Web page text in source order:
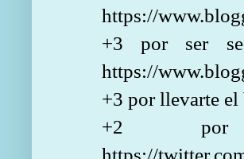
https://
+3 por ser
https://
+3 por llevarte
+2 por
https://